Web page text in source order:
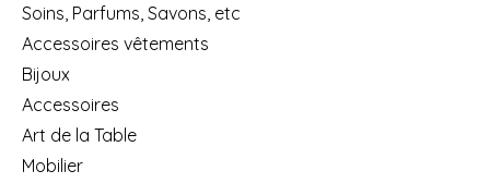
Soins, Parfums, Savons, etc
Accessoires vêtements
Bijoux
Accessoires
Art de la Table
Mobilier